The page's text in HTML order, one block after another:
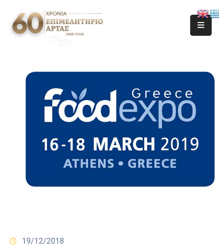
19/12/2018